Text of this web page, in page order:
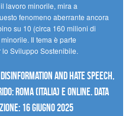
lavoro minorile, mira a
fenomeno aberrante ancora
su 10 (circa 160 milioni di
Il tema è parte
lo Sviluppo Sostenibile.
and Hate Speech,
Roma (Italia) e online. Data
16 giugno 2025